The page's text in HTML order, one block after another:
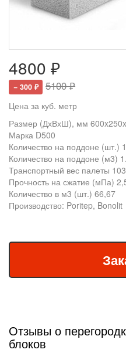
4800 ₽
− 300 ₽ 5100 ₽
Цена за куб. метр
Размер (ДхВхШ), мм
Марка D500
Количество на поддоне (шт.)
Количество на поддоне (м3)
Транспортный вес палеты
Прочность на сжатие (мПа)
Количество в м3 (шт.) 66,67
Производство: Poritep, Bonolit
Отзывы о
блоков